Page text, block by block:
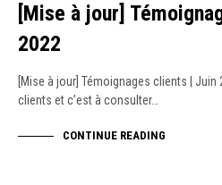
[Mise à jour]
2022
[Mise à jour] Témoignages clients |
clients et c’est à consulter…
CONTINUE READING